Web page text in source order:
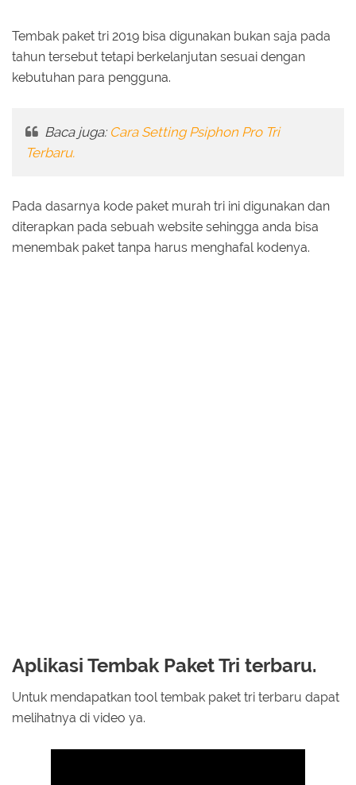
Tembak paket tri 2019 bisa digunakan bukan saja pada
tahun tersebut tetapi berkelanjutan sesuai dengan
kebutuhan para pengguna.
Baca juga: Cara Setting Psiphon Pro Tri
Terbaru.
Pada dasarnya kode paket murah tri ini digunakan dan
diterapkan pada sebuah website sehingga anda bisa
menembak paket tanpa harus menghafal kodenya.
Aplikasi Tembak Paket Tri terbaru.
Untuk mendapatkan tool tembak paket tri terbaru dapat
melihatnya di video ya.